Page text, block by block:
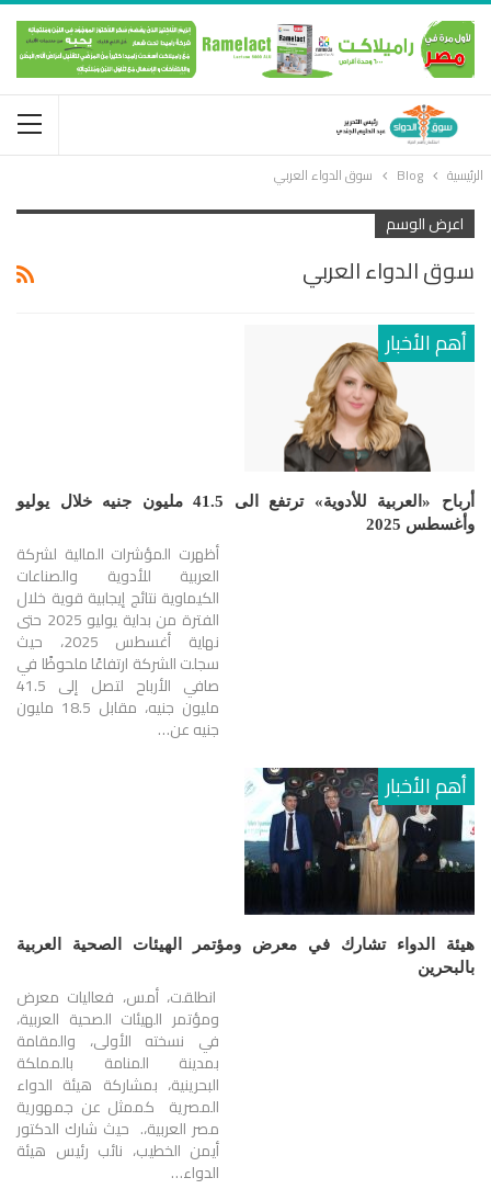
الرئيسية Blog سوق الدواء العربي
اعرض الوسم
سوق الدواء العربي
أهم الأخبار
أرباح «العربية للأدوية» ترتفع الى 41.5 مليون جنيه خلال يوليو
وأغسطس 2025
أظهرت المؤشرات المالية لشركة
العربية للأدوية والصناعات
الكيماوية نتائج إيجابية قوية خلال
الفترة من بداية يوليو 2025 حتى
نهاية أغسطس 2025، حيث
سجلت الشركة ارتفاعًا ملحوظًا في
صافي الأرباح لتصل إلى 41.5
مليون جنيه، مقابل 18.5 مليون
جنيه عن…
أهم الأخبار
هيئة الدواء تشارك في معرض ومؤتمر الهيئات الصحية العربية
بالبحرين
انطلقت، أمس، فعاليات معرض
ومؤتمر الهيئات الصحية العربية،
في نسخته الأولى، والمقامة
بمدينة المنامة بالمملكة
البحرينية، بمشاركة هيئة الدواء
المصرية كممثل عن جمهورية
مصر العربية،. حيث شارك الدكتور
أيمن الخطيب، نائب رئيس هيئة
الدواء…